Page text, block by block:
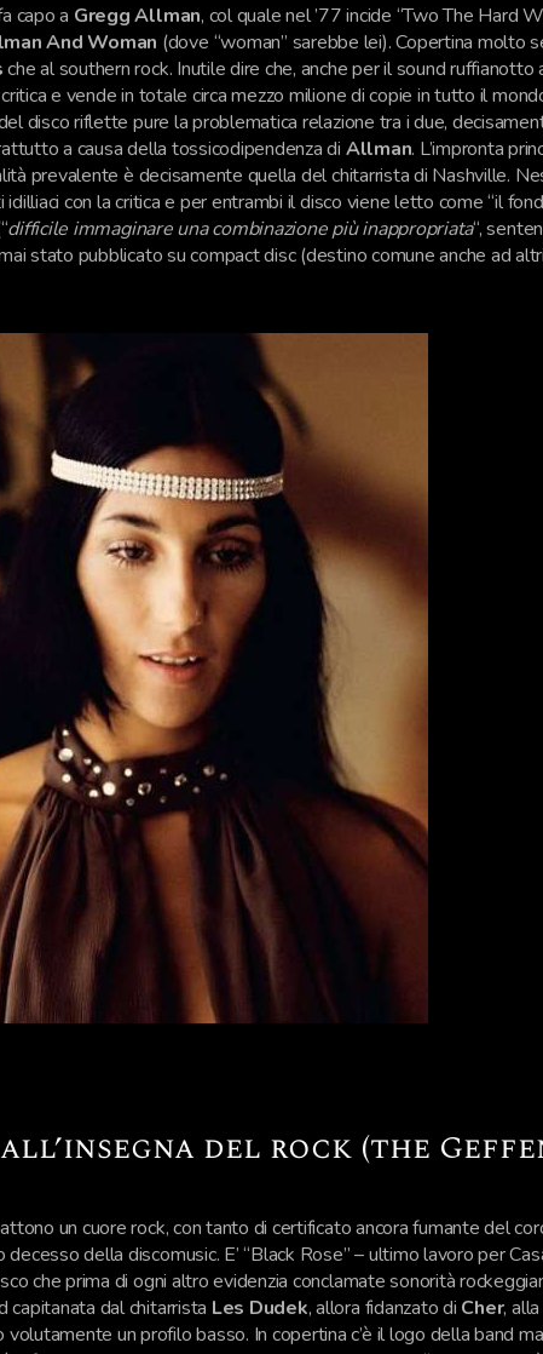
capo a Gregg Allman, col quale nel ’77 incide “Two The Hard
And Woman (dove “woman” sarebbe lei). Copertina molto
che al southern rock. Inutile dire che, anche per il sound
e vende in totale circa mezzo milione di copie in tutto il
disco riflette pure la problematica relazione tra i due,
a causa della tossicodipendenza di Allman. L’impronta
prevalente è decisamente quella del chitarrista di Nashville.
con la critica e per entrambi il disco viene letto come “il
difficile immaginare una combinazione più inappropriata“,
stato pubblicato su compact disc (destino comune anche ad
all’insegna del rock (the
un cuore rock, con tanto di certificato ancora fumante del
della discomusic. E’ “Black Rose” – ultimo lavoro per
che prima di ogni altro evidenzia conclamate sonorità
capitanata dal chitarrista Les Dudek, allora fidanzato di Cher,
un profilo basso. In copertina c’è il logo della band